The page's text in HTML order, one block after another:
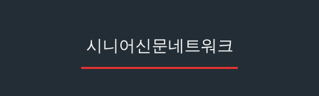
시니어신문네트워크